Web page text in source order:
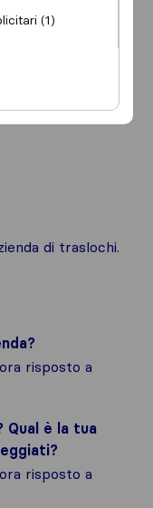
di traslochi.
risposto a
Qual è la tua
risposto a
(1)